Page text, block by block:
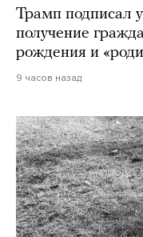
Трамп подписал
получение
рождения и
9 часов назад